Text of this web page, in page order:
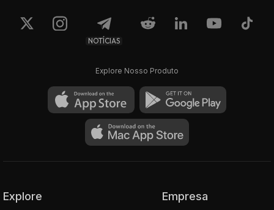
NOTÍCIAS
Explore Nosso Produto
Explore Empresa